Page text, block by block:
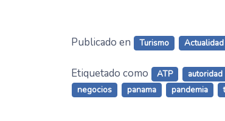
Publicado en Turismo Actualidad
Etiquetado como ATP autoridad
negocios
panama pandemia